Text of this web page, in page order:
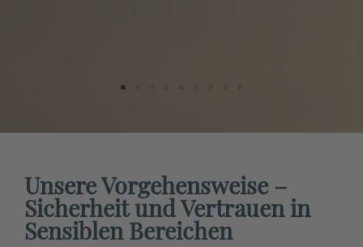
Unsere Vorgehensweise –
Sicherheit und Vertrauen in
Sensiblen Bereichen